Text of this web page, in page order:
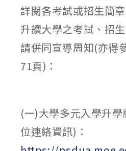
詳閱各考試或招生簡
升讀大學之考試、招
請併同宣導周知(亦得
71頁)：
(一)大學多元入學升
位連絡資訊)：